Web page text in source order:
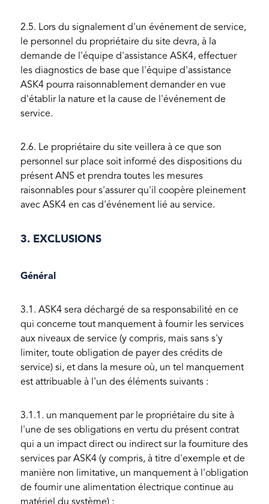
2.5. Lors du signalement d'un événement de service,
le personnel du propriétaire du site devra, à la
demande de l'équipe d'assistance ASK4, effectuer
les diagnostics de base que l'équipe d'assistance
ASK4 pourra raisonnablement demander en vue
d'établir la nature et la cause de l'événement de
service.
2.6. Le propriétaire du site veillera à ce que son
personnel sur place soit informé des dispositions du
présent ANS et prendra toutes les mesures
raisonnables pour s'assurer qu'il coopère pleinement
avec ASK4 en cas d'événement lié au service.
3. EXCLUSIONS
Général
3.1. ASK4 sera déchargé de sa responsabilité en ce
qui concerne tout manquement à fournir les services
aux niveaux de service (y compris, mais sans s'y
limiter, toute obligation de payer des crédits de
service) si, et dans la mesure où, un tel manquement
est attribuable à l'un des éléments suivants :
3.1.1. un manquement par le propriétaire du site à
l'une de ses obligations en vertu du présent contrat
qui a un impact direct ou indirect sur la fourniture des
services par ASK4 (y compris, à titre d'exemple et de
manière non limitative, un manquement à l'obligation
de fournir une alimentation électrique continue au